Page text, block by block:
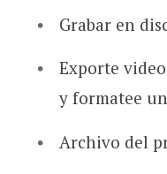
Grabar en
Exporte
y formatee
Archivo del